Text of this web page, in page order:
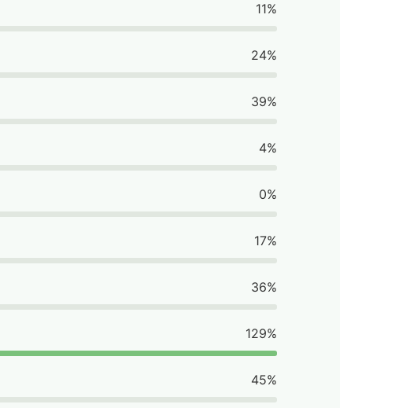
11%
24%
39%
4%
0%
17%
36%
129%
45%